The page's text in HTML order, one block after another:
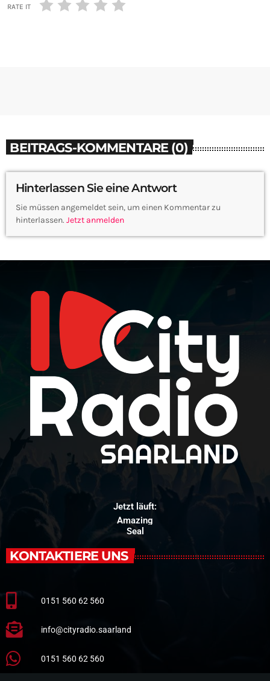
RATE IT
BEITRAGS-KOMMENTARE (0)
Hinterlassen Sie eine Antwort
Sie müssen angemeldet sein, um einen Kommentar zu
hinterlassen. Jetzt anmelden
Jetzt läuft:
Amazing
Seal
KONTAKTIERE UNS
0151 560 62 560
info@cityradio.saarland
0151 560 62 560